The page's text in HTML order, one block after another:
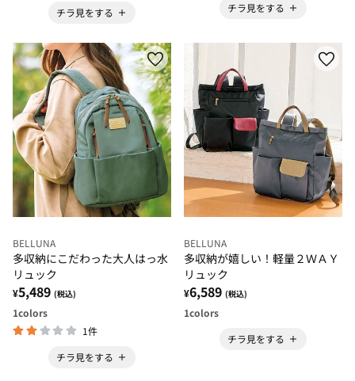
チラ見をする
チラ見をする
BELLUNA
多収納にこだわった大人はっ水
リュック
¥5,489 (税込)
1colors
1件
チラ見をする
BELLUNA
多収納が嬉しい！軽量２ＷＡＹ
リュック
¥6,589 (税込)
1colors
チラ見をする